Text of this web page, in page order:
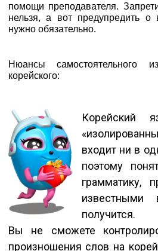
помощи преподавателя.
нельзя, а вот предупредить о
нужно обязательно.
Нюансы самостоятельного
корейского:
Корейский
входит ни в
поэтому
грамматику,
получится.
Вы не сможете
произношения слов на